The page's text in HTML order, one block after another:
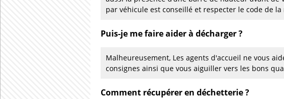
par véhicule est conseillé et respecter le code de
Puis-je me faire aider à décharger ?
Malheureusement, Les agents d'accueil ne vous
consignes ainsi que vous aiguiller vers les bons
Comment récupérer en déchetterie ?